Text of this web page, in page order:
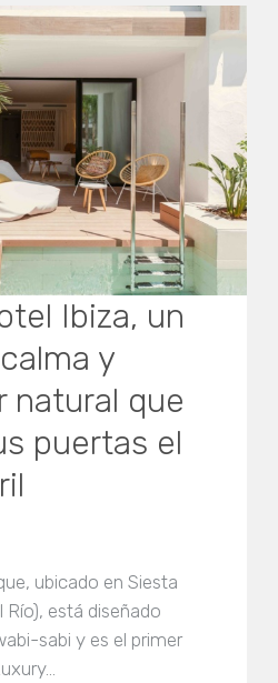
Ibiza, un
y
natural que
puertas el
ubicado en Siesta
Río), está diseñado
sabi y es el primer